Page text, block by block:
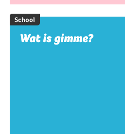
School
Wat is gimme?